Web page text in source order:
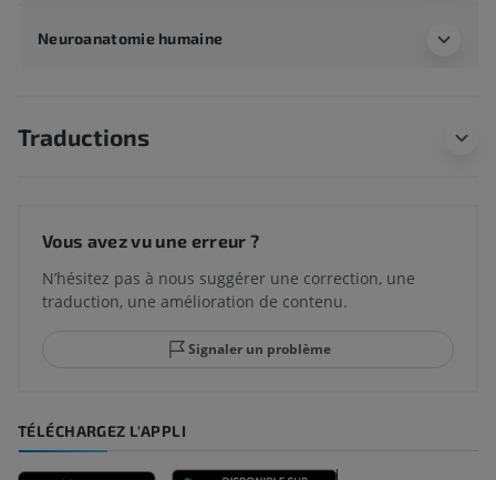
Neuroanatomie humaine
Traductions
Vous avez vu une erreur ?
N’hésitez pas à nous suggérer une correction, une
traduction, une amélioration de contenu.
Signaler un problème
TÉLÉCHARGEZ L'APPLI